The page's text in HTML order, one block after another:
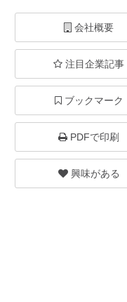
会社概要
注目企業記事
ブックマーク
PDFで印刷
興味がある